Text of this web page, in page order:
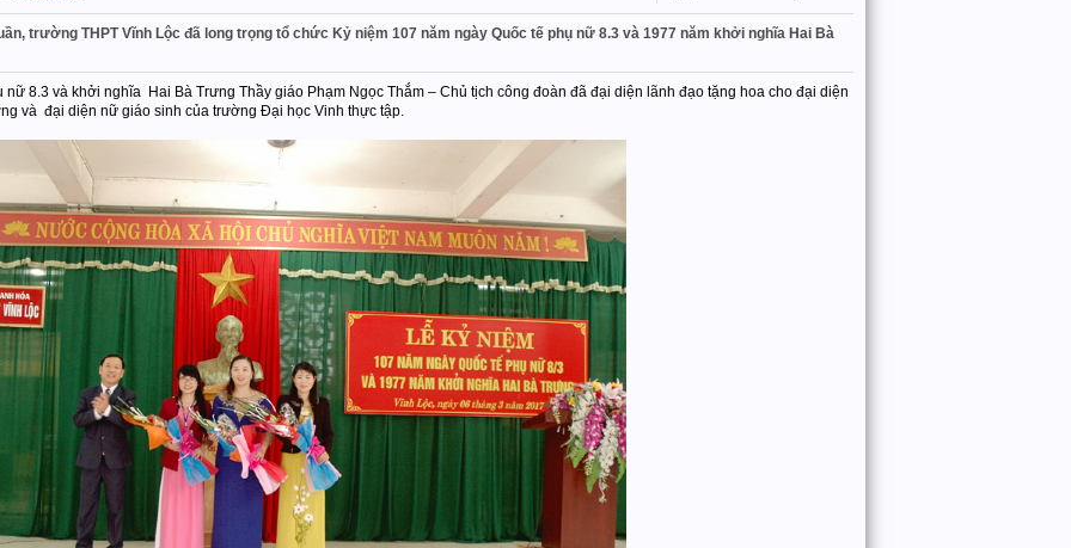
trường THPT Vĩnh Lộc đã long trọng tổ chức Kỷ niệm 107 năm ngày Quốc tế phụ nữ 8.3 và 1977 năm khởi nghĩa Hai Bà
8.3 và khởi nghĩa Hai Bà Trưng Thầy giáo Phạm Ngọc Thắm – Chủ tịch công đoàn đã đại diện lãnh đạo tặng hoa cho đại diện
và đại diện nữ giáo sinh của trường Đại học Vinh thực tập.